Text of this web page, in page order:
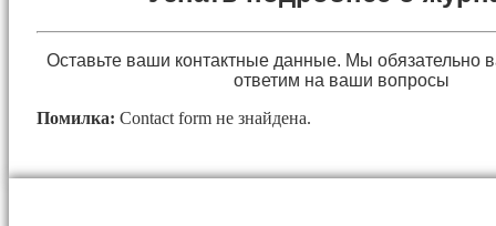
Оставьте ваши контактные данные. Мы обязательно
ответим на ваши вопросы
Помилка: Contact form не знайдена.